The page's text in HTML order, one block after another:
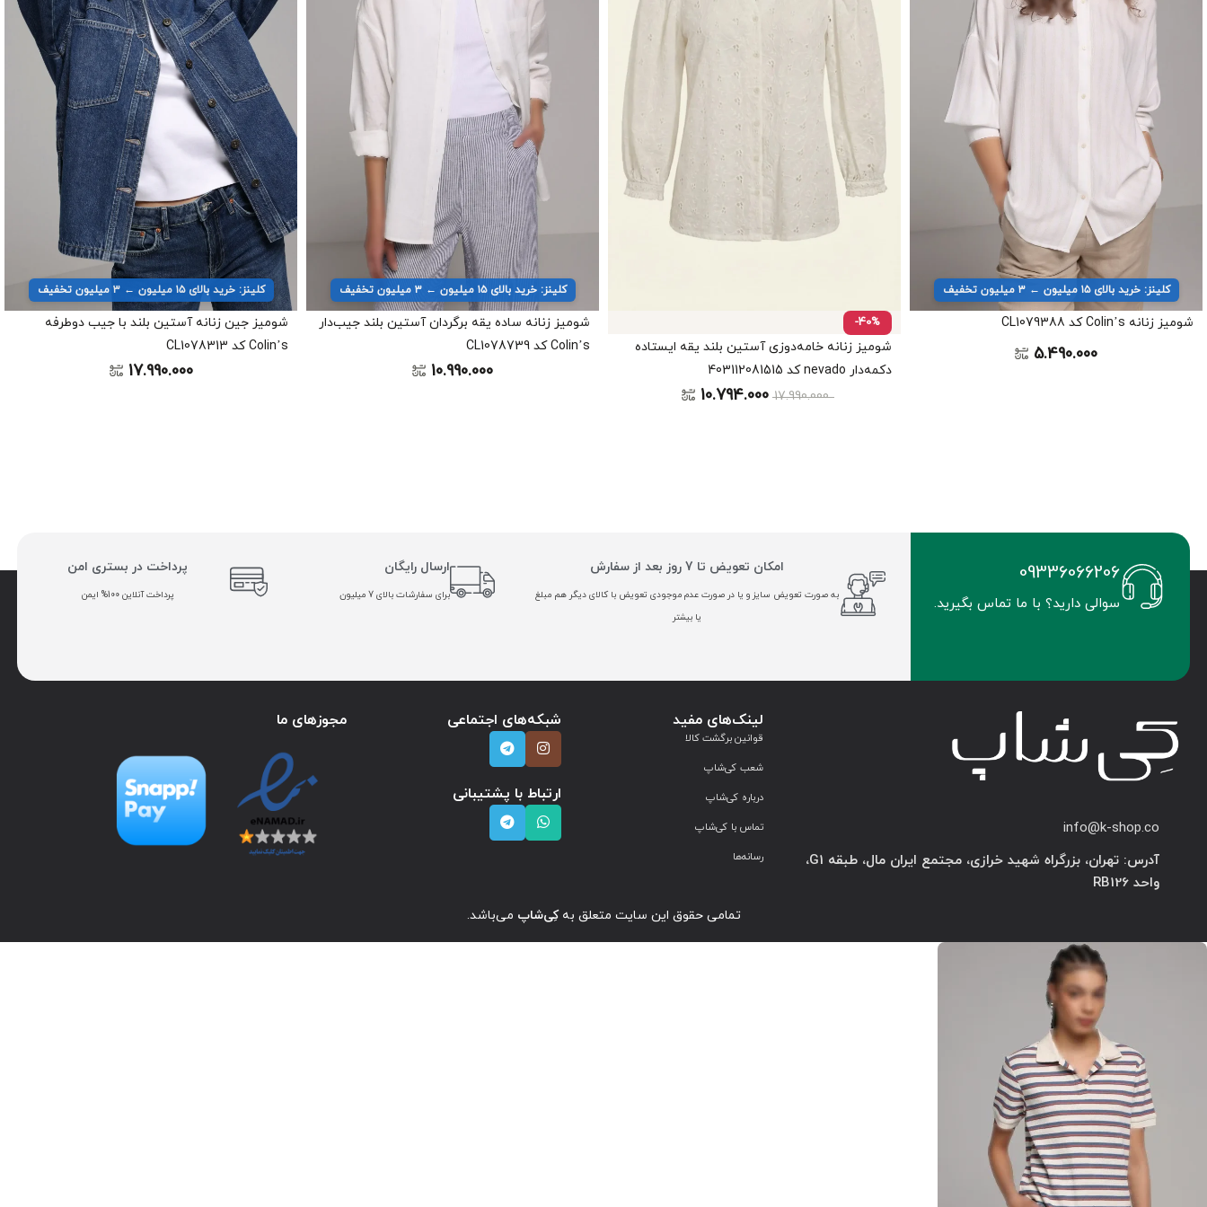
کلینز: خرید بالای ۱۵ میلیون ← ۳ میلیون تخفیف
شومیز زنانه Colin’s کد CL1079388
5.490.000
-40%
شومیز زنانه خامه‌دوزی آستین بلند یقه ایستاده
دکمه‌دار nevado کد 403112081515
17.990.000
10.794.000
کلینز: خرید بالای ۱۵ میلیون ← ۳ میلیون تخفیف
شومیز زنانه ساده یقه برگردان آستین بلند جیب‌دار
Colin’s کد CL1078739
10.990.000
کلینز: خرید بالای ۱۵ میلیون ← ۳ میلیون تخفیف
شومیز جین زنانه آستین بلند با جیب دوطرفه
Colin’s کد CL1078313
17.990.000
09336066206
سوالی دارید؟ با ما تماس بگیرید.
امکان تعویض تا 7 روز بعد از سفارش
به صورت تعویض سایز و یا در صورت عدم موجودی تعویض با کالای دیگر هم مبلغ
یا بیشتر
ارسال رایگان
برای سفارشات بالای 7 میلیون
پرداخت در بستری امن
پرداخت آنلاین 100% ایمن
info@k-shop.co
آدرس: تهران، بزرگراه شهید خرازی، مجتمع ایران مال، طبقه G1،
واحد RB126
لینک‌های مفید
قوانین برگشت کالا
شعب کی‌شاپ
درباره کی‌شاپ
تماس با کی‌شاپ
رسانه‌ها
شبکه‌های اجتماعی
ارتباط با پشتیبانی
مجوزهای ما
تمامی حقوق این سایت متعلق بهکِی‌شاپ می‌باشد.